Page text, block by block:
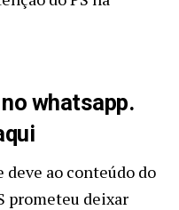
whatsapp.
deve ao conteúdo do
prometeu deixar